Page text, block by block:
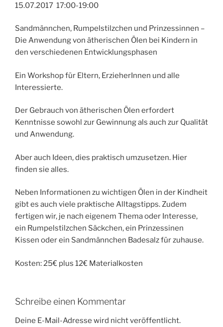
15.07.2017 17:00-19:00
Sandmännchen, Rumpelstilzchen und Prinzessinnen –
Die Anwendung von ätherischen Ölen bei Kindern in
den verschiedenen Entwicklungsphasen
Ein Workshop für Eltern, ErzieherInnen und alle
Interessierte.
Der Gebrauch von ätherischen Ölen erfordert
Kenntnisse sowohl zur Gewinnung als auch zur Qualität
und Anwendung.
Aber auch Ideen, dies praktisch umzusetzen. Hier
finden sie alles.
Neben Informationen zu wichtigen Ölen in der Kindheit
gibt es auch viele praktische Alltagstipps. Zudem
fertigen wir, je nach eigenem Thema oder Interesse,
ein Rumpelstilzchen Säckchen, ein Prinzessinen
Kissen oder ein Sandmännchen Badesalz für zuhause.
Kosten: 25€ plus 12€ Materialkosten
Schreibe einen Kommentar
Deine E-Mail-Adresse wird nicht veröffentlicht.